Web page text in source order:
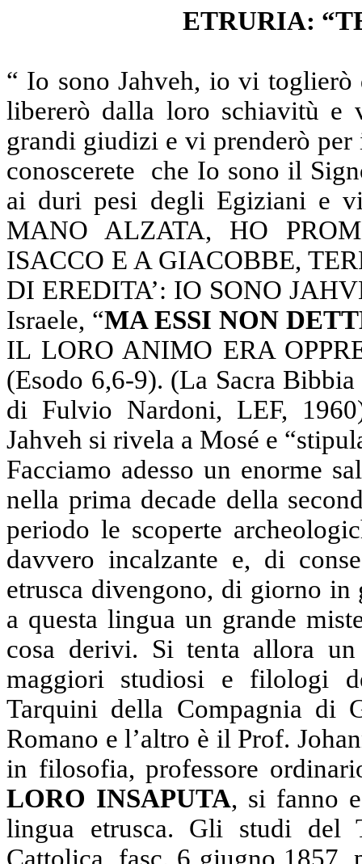
ETRURIA:
“ Io sono Jahveh, io vi
libererò dalla loro schiavitù e
grandi giudizi e vi prenderò
conoscerete
che Io sono il
ai duri pesi degli Egiziani e
MANO ALZATA, HO
ISACCO E A GIACOBBE,
DI EREDITA’: IO SONO
Israele, “MA ESSI NON
IL LORO ANIMO ERA
(Esodo 6,6-9). (La Sacra Bibbia
di Fulvio Nardoni, LEF,
Jahveh si rivela a Mosé e
Facciamo adesso un enorme
nella prima decade della
periodo le scoperte
davvero incalzante e, di
etrusca divengono, di giorno in
a questa lingua un grande
cosa derivi. Si tenta allora
maggiori studiosi e filologi
Tarquini della Compagnia di
Romano e l’altro è il Prof.
in filosofia, professore
LORO INSAPUTA, si fanno
lingua etrusca. Gli studi del